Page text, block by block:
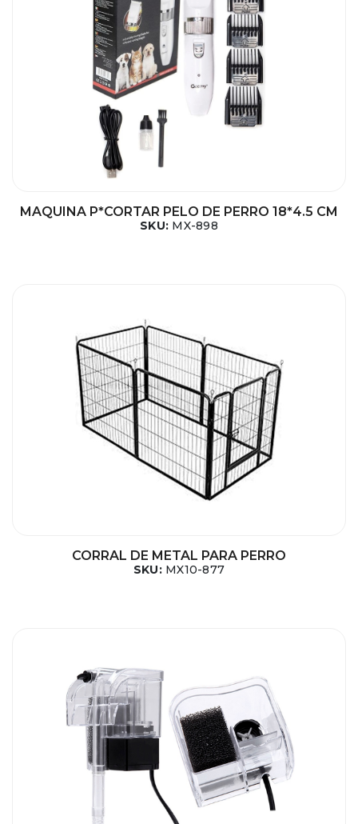
MAQUINA P*CORTAR PELO DE PERRO 18*4.5 CM
SKU: MX-898
CORRAL DE METAL PARA PERRO
SKU: MX10-877